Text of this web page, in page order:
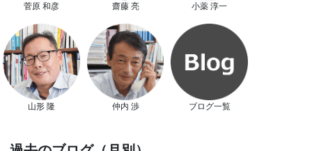
菅原 和彦 齋藤 亮 小薬 淳一
山形 隆 仲内 渉 ブログ一覧